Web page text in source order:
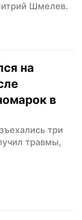
Шмелев.
на
в
три
травмы,